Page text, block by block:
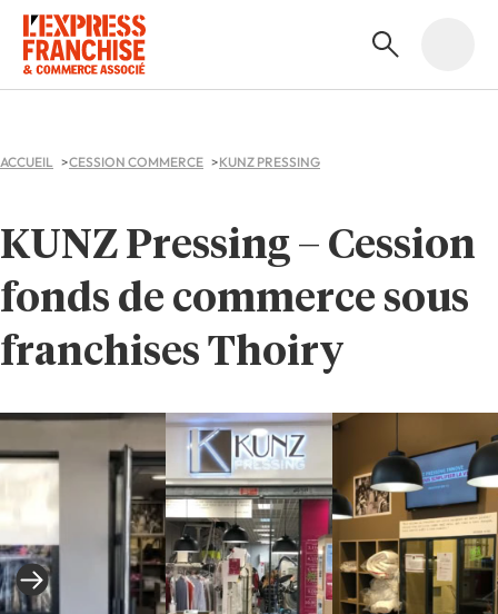
ACCUEIL CESSION COMMERCE KUNZ PRESSING
KUNZ Pressing – Cession
fonds de commerce sous
franchises Thoiry